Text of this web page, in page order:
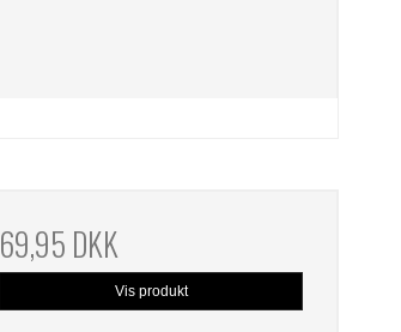
69,95 DKK
Vis produkt